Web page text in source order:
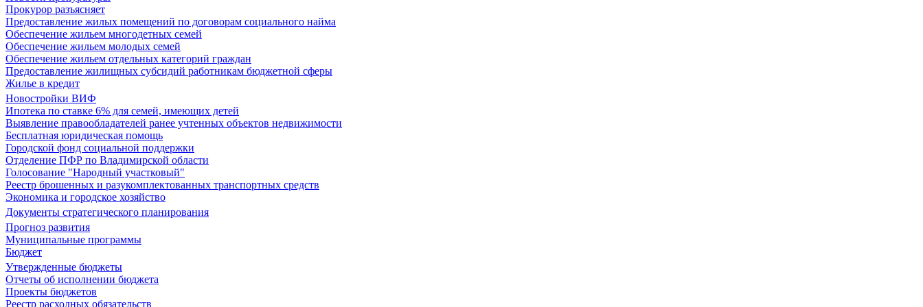
Прокурор разъясняет
Предоставление жилых помещений по договорам социального найма
Обеспечение жильем многодетных семей
Обеспечение жильем молодых семей
Обеспечение жильем отдельных категорий граждан
Предоставление жилищных субсидий работникам бюджетной сферы
Жилье в кредит
Новостройки ВИФ
Ипотека по ставке 6% для семей, имеющих детей
Выявление правообладателей ранее учтенных объектов недвижимости
Бесплатная юридическая помощь
Городской фонд социальной поддержки
Отделение ПФР по Владимирской области
Голосование "Народный участковый"
Реестр брошенных и разукомплектованных транспортных средств
Экономика и городское хозяйство
Документы стратегического планирования
Прогноз развития
Муниципальные программы
Бюджет
Утвержденные бюджеты
Отчеты об исполнении бюджета
Проекты бюджетов
Реестр расходных обязательств